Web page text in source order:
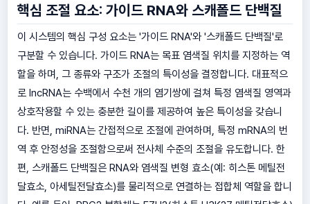
핵심 조절 요소: 가이드 RNA와 스캐폴드 단백질
이 시스템의 핵심 구성 요소는 '가이드 RNA'와 '스캐폴드 단백질'로
구분할 수 있습니다. 가이드 RNA는 목표 염색질 위치를 지정하는 역
할을 하며, 그 종류와 구조가 조절의 특이성을 결정합니다. 대표적으
로 lncRNA는 수백에서 수천 개의 염기쌍에 걸쳐 특정 염색질 영역과
상호작용할 수 있는 충분한 길이를 제공하여 높은 특이성을 갖습니
다. 반면, miRNA는 간접적으로 조절에 관여하며, 특정 mRNA의 번
역 후 안정성을 조절함으로써 전사체 수준의 조절을 유도합니다. 한
편, 스캐폴드 단백질은 RNA와 염색질 변형 효소(예: 히스톤 메틸전
달효소, 아세틸전달효소)를 물리적으로 연결하는 접합체 역할을 합니